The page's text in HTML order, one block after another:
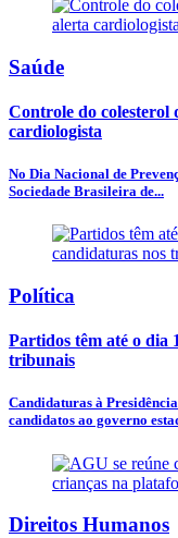
Saúde
Controle do colesterol
cardiologista
No Dia Nacional de
Sociedade Brasileira de...
Política
Partidos têm até o dia
tribunais
Candidaturas à
candidatos ao governo
Direitos Humanos